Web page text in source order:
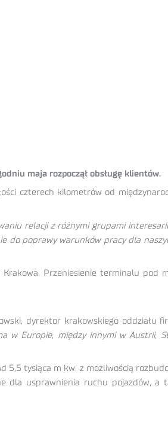
maja rozpoczął obsługę klientów.
czterech kilometrów od
relacji z różnymi grupami
do poprawy warunków pracy dla
Przeniesienie terminalu pod
dyrektor krakowskiego oddziału
Europie, między innymi w Austrii,
tysiąca m kw. z możliwością
dla usprawnienia ruchu pojazdów, a